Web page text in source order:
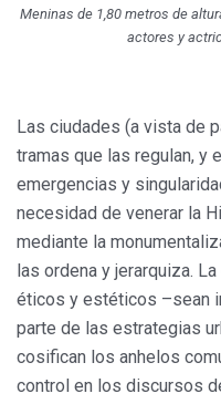
Meninas de 1,80 metros de
actores y
Las ciudades (a vista de
tramas que las regulan, y
emergencias y
necesidad de venerar la
mediante la
las ordena y jerarquiza.
éticos y estéticos –sean
parte de las estrategias
cosifican los anhelos
control en los discursos